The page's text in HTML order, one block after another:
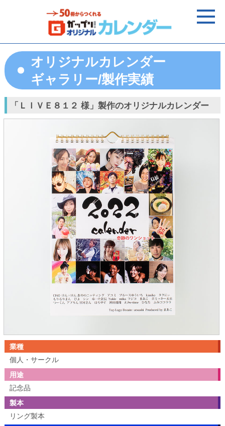
オリジナルカレンダー
ギャラリー/製作実績
「ＬＩＶＥ８１２ 様」製作のオリジナルカレンダー
業種
個人・サークル
用途
記念品
製本
リング製本